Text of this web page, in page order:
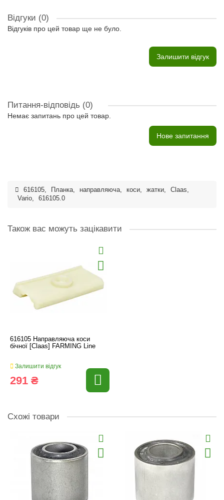
Відгуки (0)
Відгуків про цей товар ще не було.
Залишити відгук
Питання-відповідь (0)
Немає запитань про цей товар.
Нове запитання
616105, Планка, направляюча, коси, жатки, Claas,
Vario, 616105.0
Також вас можуть зацікавити
616105 Направляюча коси
бічної [Claas] FARMING Line
Залишити відгук
291 ₴
Схожі товари